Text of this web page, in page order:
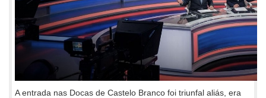
A entrada nas Docas de Castelo Branco foi triunfal aliás, era